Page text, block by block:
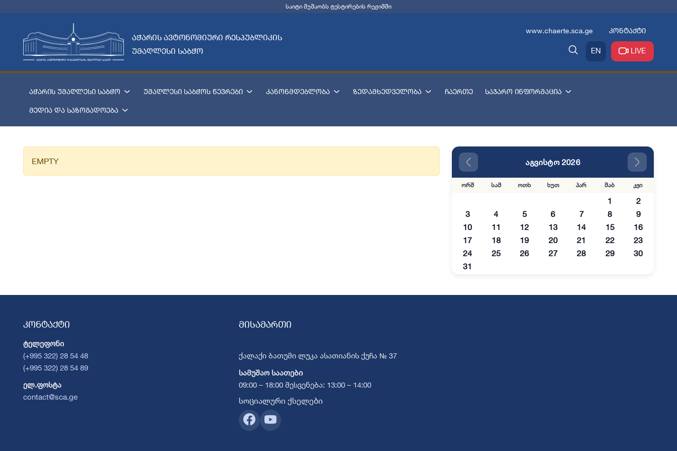
საიტი მუშაობს ტესტირების რეჟიმში
აჭარის ავტონომიური რესპუბლიკის
უმაღლესი საბჭო
www.chaerte.sca.ge კონტაქტი
EN LIVE
აჭარის უმაღლესი საბჭო უმაღლესი საბჭოს წევრები კანონმდებლობა ზედამხედველობა ჩაერთე საჯარო ინფორმაცია
მედია და საზოგადოება
EMPTY აგვისტო 2026
ორშ სამ ოთხ ხუთ პარ შაბ კვი
1
2
3
4 5 6 7 8
9
10
11 12 13 14 15
16
17
18 19 20 21 22
23
24
25 26 27 28 29
30
31
კონტაქტი
ტელეფონი
(+995 322) 28 54 48
(+995 322) 28 54 89
ელ.ფოსტა
contact@sca.ge
მისამართი
ქალაქი ბათუმი ლუკა ასათიანის ქუჩა № 37
სამუშაო საათები
09:00 – 18:00 შესვენება: 13:00 – 14:00
სოციალური ქსელები